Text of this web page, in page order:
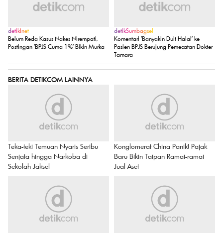
detikInet
Belum Reda Kasus Nakes Nirempati,
Postingan 'BPJS Cuma 1%' Bikin Murka
detikSumbagsel
Komentari 'Banyakin Duit Halal' ke
Pasien BPJS Berujung Pemecatan Dokter
Tamara
BERITA DETIKCOM LAINNYA
Teka-teki Temuan Nyaris Seribu
Senjata hingga Narkoba di
Sekolah Jaksel
Konglomerat China Panik! Pajak
Baru Bikin Taipan Ramai-ramai
Jual Aset